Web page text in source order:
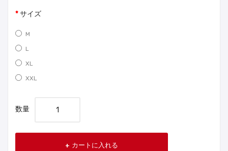
サイズ
M
L
XL
XXL
数量
カートに入れる